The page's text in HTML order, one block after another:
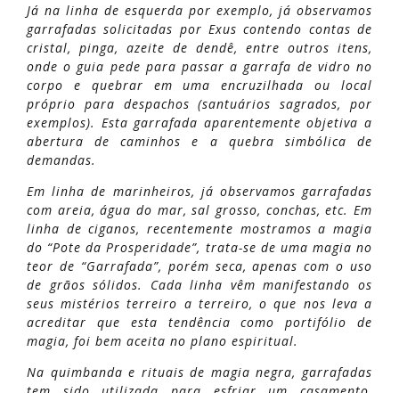
Já na linha de esquerda por exemplo, já observamos
garrafadas solicitadas por Exus contendo contas de
cristal, pinga, azeite de dendê, entre outros itens,
onde o guia pede para passar a garrafa de vidro no
corpo e quebrar em uma encruzilhada ou local
próprio para despachos (santuários sagrados, por
exemplos). Esta garrafada aparentemente objetiva a
abertura de caminhos e a quebra simbólica de
demandas.
Em linha de marinheiros, já observamos garrafadas
com areia, água do mar, sal grosso, conchas, etc. Em
linha de ciganos, recentemente mostramos a magia
do “Pote da Prosperidade”, trata-se de uma magia no
teor de “Garrafada”, porém seca, apenas com o uso
de grãos sólidos. Cada linha vêm manifestando os
seus mistérios terreiro a terreiro, o que nos leva a
acreditar que esta tendência como portifólio de
magia, foi bem aceita no plano espiritual.
Na quimbanda e rituais de magia negra, garrafadas